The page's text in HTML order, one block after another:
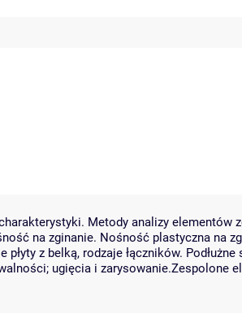
Metody analizy elementów
na zginanie. Nośność plastyczna na
z belką, rodzaje łączników.
ugięcia i